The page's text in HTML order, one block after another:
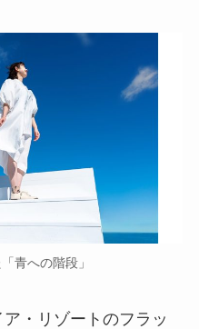
青への階段」
・リゾートのフラッ